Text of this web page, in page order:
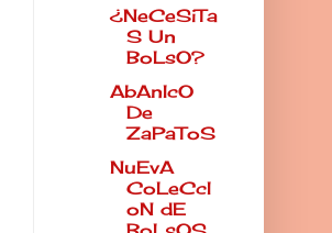
¿NeCeSiTa
S Un
BoLsO?
AbAnIcO
De
ZaPaToS
NuEvA
CoLeCcI
oN dE